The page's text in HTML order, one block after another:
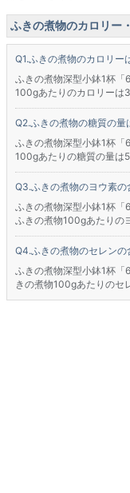
ふきの煮物のカロリー
ふきの煮物のカロリー
ふきの煮物深型小鉢1杯「
100gあたりのカロリーは
ふきの煮物の糖質の量
ふきの煮物深型小鉢1杯「
100gあたりの糖質の量は
ふきの煮物のヨウ素の
ふきの煮物深型小鉢1杯「
ふきの煮物100gあたりの
ふきの煮物のセレンの
ふきの煮物深型小鉢1杯
きの煮物100gあたりのセ